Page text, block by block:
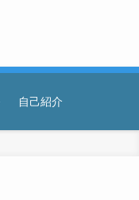
自己紹介